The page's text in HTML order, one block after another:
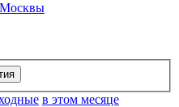
Москвы
в этом месяце